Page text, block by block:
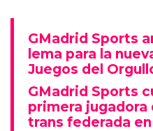
GMadrid Sports
lema para la
Juegos del
GMadrid Sports
primera jugadora
trans federada en